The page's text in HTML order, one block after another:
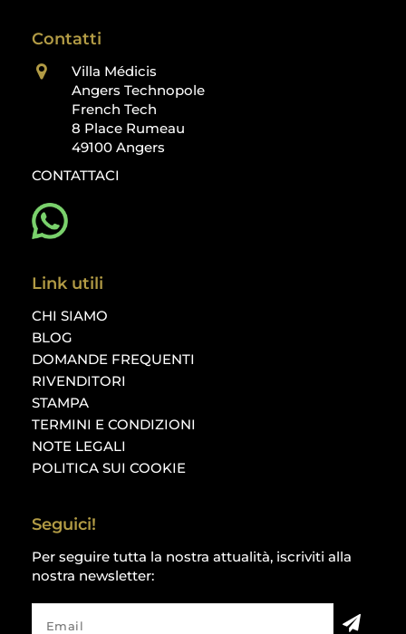
Contatti
Villa Médicis
Angers Technopole
French Tech
8 Place Rumeau
49100 Angers
CONTATTACI
Link utili
CHI SIAMO
BLOG
DOMANDE FREQUENTI
RIVENDITORI
STAMPA
TERMINI E CONDIZIONI
NOTE LEGALI
POLITICA SUI COOKIE
Seguici!
Per seguire tutta la nostra attualità, iscriviti alla
nostra newsletter: